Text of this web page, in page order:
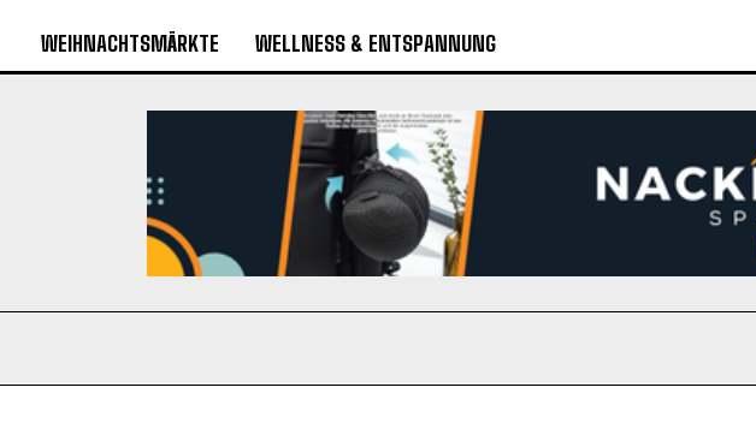
WEIHNACHTSMÄRKTE WELLNESS & ENTSPANNUNG